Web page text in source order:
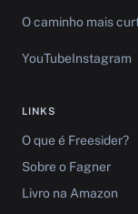
O caminho mais
YouTubeInstagram
LINKS
O que é Freesider?
Sobre o Fagner
Livro na Amazon